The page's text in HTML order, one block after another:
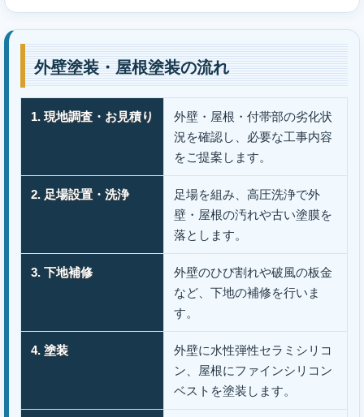
外壁塗装・屋根塗装の流れ
1. 現地調査・お見積り
外壁・屋根・付帯部の劣化状
況を確認し、必要な工事内容
をご提案します。
2. 足場設置・洗浄
足場を組み、高圧洗浄で外
壁・屋根の汚れや古い塗膜を
落とします。
3. 下地補修
外壁のひび割れや破風の板金
など、下地の補修を行いま
す。
4. 塗装
外壁に水性弾性セラミシリコ
ン、屋根にファインシリコン
ベストを塗装します。